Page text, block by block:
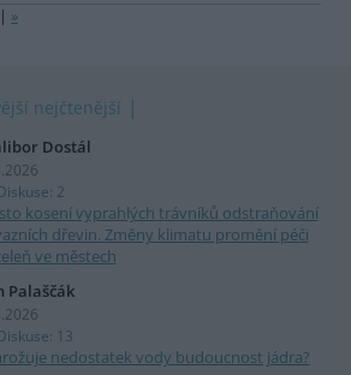
| »
nejčtenější
Dostál
2
kosení vyprahlých trávníků odstraňování
dřevin. Změny klimatu promění péči
ve městech
Palaščák
13
nedostatek vody budoucnost jádra?